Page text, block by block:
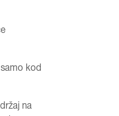
kod
na